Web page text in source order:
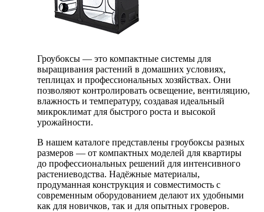
Гроубоксы — это компактные системы для
выращивания растений в домашних условиях,
теплицах и профессиональных хозяйствах. Они
позволяют контролировать освещение, вентиляцию,
влажность и температуру, создавая идеальный
микроклимат для быстрого роста и высокой
урожайности.
В нашем каталоге представлены гроубоксы разных
размеров — от компактных моделей для квартиры
до профессиональных решений для интенсивного
растениеводства. Надёжные материалы,
продуманная конструкция и совместимость с
современным оборудованием делают их удобными
как для новичков, так и для опытных гроверов.